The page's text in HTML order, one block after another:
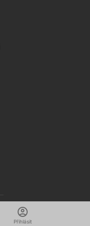
account_circle
Přihlásit